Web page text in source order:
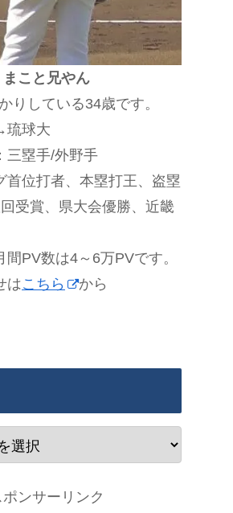
まこと兄やん
りしている34歳です。
琉球大
三塁手/外野手
首位打者、本塁打王、盗塁
受賞、県大会優勝、近畿
PV数は4～6万PVです。
はこちら から
ポンサーリンク